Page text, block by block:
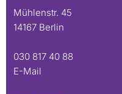
Mühlenstr. 45
14167 Berlin
030 817 40 88
E-Mail